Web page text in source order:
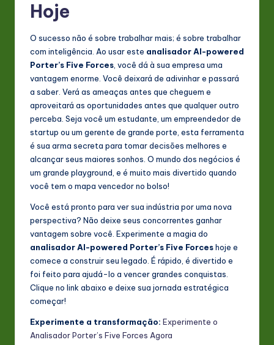
Hoje
O sucesso não é sobre trabalhar mais; é sobre trabalhar
com inteligência. Ao usar este analisador AI-powered
Porter’s Five Forces , você dá à sua empresa uma
vantagem enorme. Você deixará de adivinhar e passará
a saber. Verá as ameaças antes que cheguem e
aproveitará as oportunidades antes que qualquer outro
perceba. Seja você um estudante, um empreendedor de
startup ou um gerente de grande porte, esta ferramenta
é sua arma secreta para tomar decisões melhores e
alcançar seus maiores sonhos. O mundo dos negócios é
um grande playground, e é muito mais divertido quando
você tem o mapa vencedor no bolso!
Você está pronto para ver sua indústria por uma nova
perspectiva? Não deixe seus concorrentes ganhar
vantagem sobre você. Experimente a magia do
analisador AI-powered Porter’s Five Forceshoje e
comece a construir seu legado. É rápido, é divertido e
foi feito para ajudá-lo a vencer grandes conquistas.
Clique no link abaixo e deixe sua jornada estratégica
começar!
Experimente a transformação: Experimente o
Analisador Porter’s Five Forces Agora